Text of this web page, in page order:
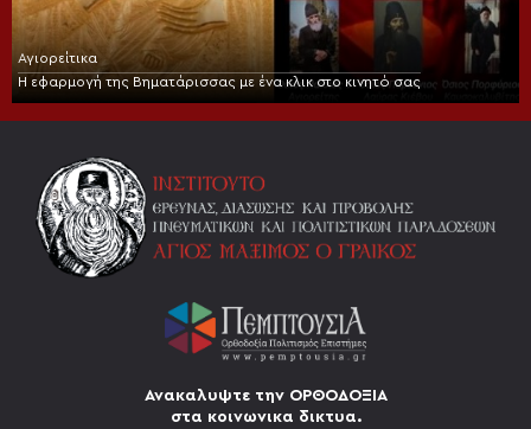
Αγιορείτικα
Η εφαρμογή της Βηματάρισσας με ένα κλικ στο κινητό σας
Ανακαλυψτε την ΟΡΘΟΔΟΞΙΑ
στα κοινωνικα δικτυα.